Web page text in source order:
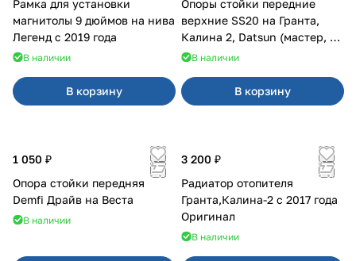
Рамка для установки
магнитолы 9 дюймов на нива
Легенд с 2019 года
В наличии
В корзину
Опоры стойки передние
верхние SS20 на Гранта,
Калина 2, Datsun (мастер, с
ЭлУР, с подшипником) 2шт
В наличии
В корзину
1 050 ₽
Опора стойки передняя
Demfi Драйв на Веста
В наличии
3 200 ₽
Радиатор отопителя
Гранта,Калина-2 с 2017 года
Оригинал
В наличии